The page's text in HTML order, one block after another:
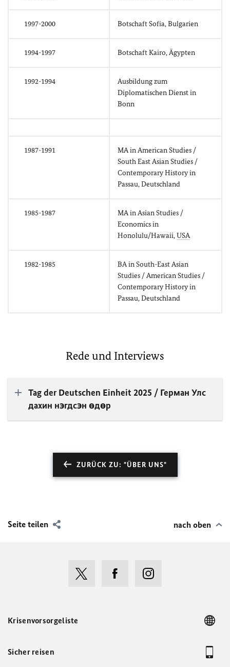
1997-2000 Botschaft Sofia, Bulgarien
1994-1997 Botschaft Kairo, Ägypten
1992-1994
Ausbildung zum
Diplomatischen Dienst in
Bonn
1987-1991
MA in American Studies /
South East Asian Studies /
Contemporary History in
Passau, Deutschland
1985-1987
MA in Asian Studies /
Economics in
Honolulu/Hawaii,USA
1982-1985
BA in South-East Asian
Studies / American Studies /
Contemporary History in
Passau, Deutschland
Rede und Interviews
Tag der Deutschen Einheit 2025 / Герман Улс
дахин нэгдсэн өдөр
ZURÜCK ZU: "ÜBER UNS"
Seite teilen nach oben
Krisenvorsorgeliste
Sicher reisen